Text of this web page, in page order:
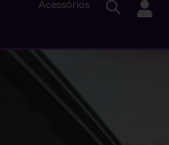
Acessórios